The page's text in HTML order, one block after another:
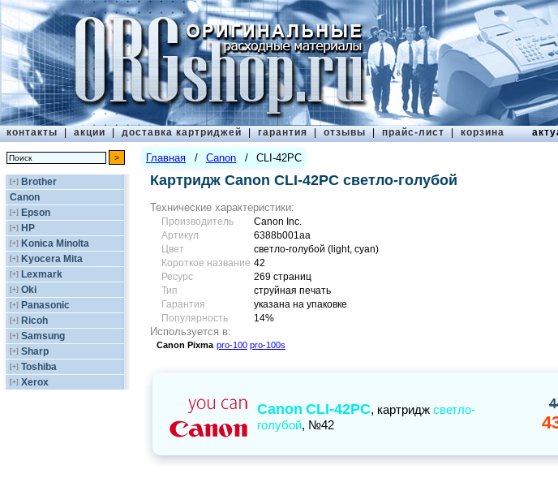
контакты | акции | доставка картриджей | гарантия | отзывы | прайс-лист | корзина
[+] Brother
Canon
[+] Epson
[+] HP
[+] Konica Minolta
[+] Kyocera Mita
[+] Lexmark
[+] Oki
[+] Panasonic
[+] Ricoh
[+] Samsung
[+] Sharp
[+] Toshiba
[+] Xerox
Главная / Canon / CLI-42PC
Картридж Canon CLI-42PC светло-голубой
Технические характеристики:
Производитель
Canon Inc.
Артикул
6388b001aa
Цвет
светло-голубой (light, cyan)
Короткое название 42
Ресурс
269 страниц
Тип
струйная печать
Гарантия
указана на упаковке
Популярность
14%
Используется в:
Canon Pixma pro-100 pro-100s
Canon CLI-42PC, картридж светло-
голубой, №42